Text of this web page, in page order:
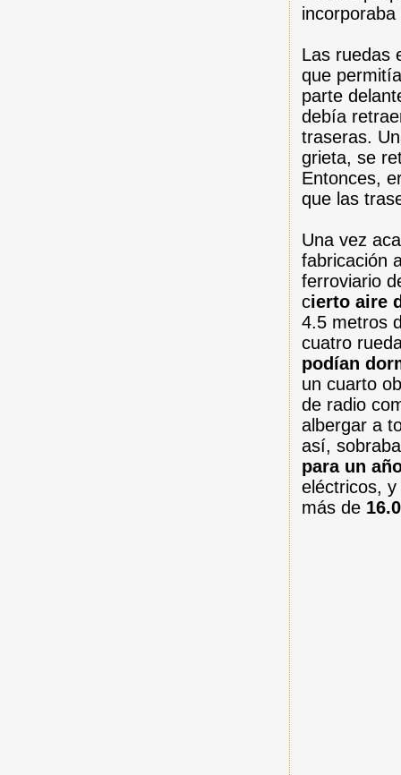
Las ruedas
que
parte
debía
traseras.
grieta, se
Entonces,
que las
Una vez
fabricación
ferroviario
cierto aire
4.5 metros
cuatro
podían
un cuarto
de radio
albergar a
así,
para un
eléctricos,
más de